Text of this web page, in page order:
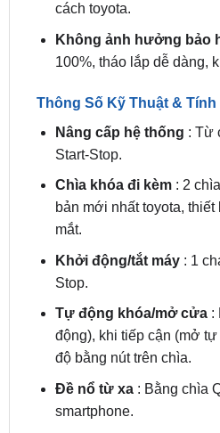
cách toyota.
Không ảnh hưởng bảo
100%, tháo lắp dễ dàng,
Thông Số Kỹ Thuật & Tính
Nâng cấp hệ thống : Từ
Start-Stop.
Chìa khóa đi kèm : 2
bản mới nhất toyota, thiết
mắt.
Khởi động/tắt máy : 1
Stop.
Tự động khóa/mở cửa :
động), khi tiếp cận (mở
độ bằng nút trên chìa.
Đề nổ từ xa : Bằng chìa
smartphone.